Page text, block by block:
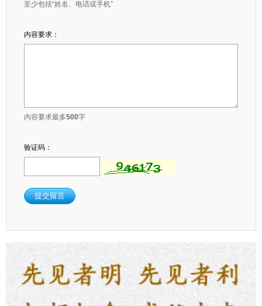
至少包括“姓名、电话或手机”
内容要求：
内容要求最多500字
验证码：